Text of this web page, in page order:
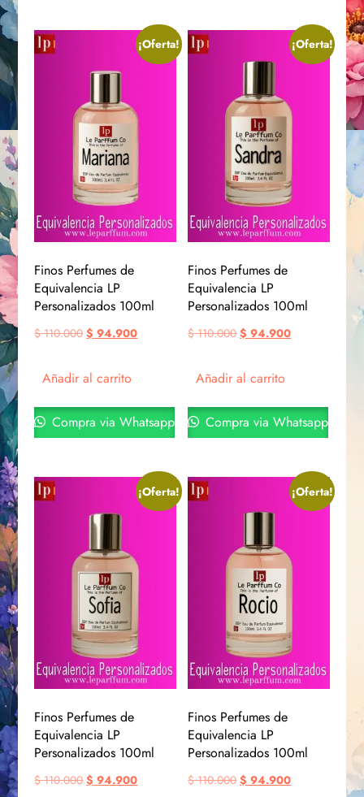
¡Oferta!
Finos Perfumes de
Equivalencia LP
Personalizados 100ml
$110.000 $ 94.900
Añadir al carrito
Compra via Whatsapp
¡Oferta!
Finos Perfumes de
Equivalencia LP
Personalizados 100ml
$110.000 $ 94.900
Añadir al carrito
Compra via Whatsapp
¡Oferta!
Finos Perfumes de
Equivalencia LP
Personalizados 100ml
$110.000 $ 94.900
¡Oferta!
Finos Perfumes de
Equivalencia LP
Personalizados 100ml
$110.000 $ 94.900